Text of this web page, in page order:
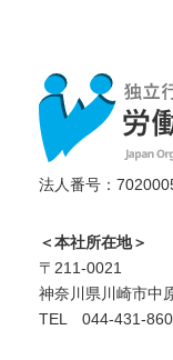
法人番号：
＜本社所在地＞
〒211-0021
神奈川県川崎市中
TEL 044-431-